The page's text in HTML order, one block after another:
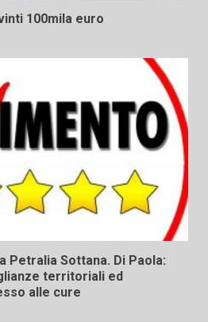
100mila euro
Petralia Sottana. Di Paola:
territoriali ed
alle cure